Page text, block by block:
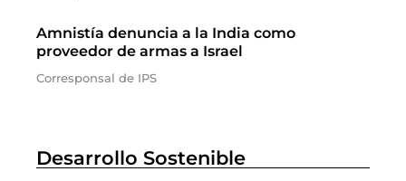
Amnistía denuncia a la India como
proveedor de armas a Israel
Corresponsal de IPS
Desarrollo Sostenible